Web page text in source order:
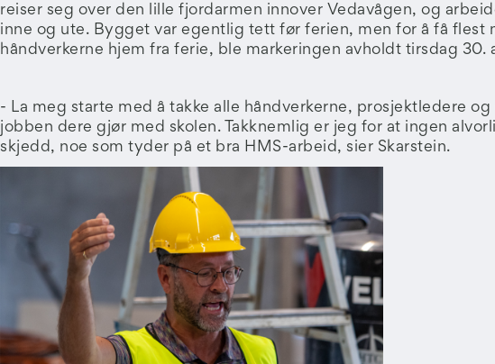
reiser seg over den lille fjordarmen innover Vedavågen, og
inne og ute. Bygget var egentlig tett før ferien, men for å få flest
håndverkerne hjem fra ferie, ble markeringen avholdt tirsdag 30.
- La meg starte med å takke alle håndverkerne, prosjektledere
jobben dere gjør med skolen. Takknemlig er jeg for at ingen
skjedd, noe som tyder på et bra HMS-arbeid, sier Skarstein.